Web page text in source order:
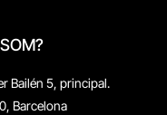
Bailén 5, principal.
Barcelona